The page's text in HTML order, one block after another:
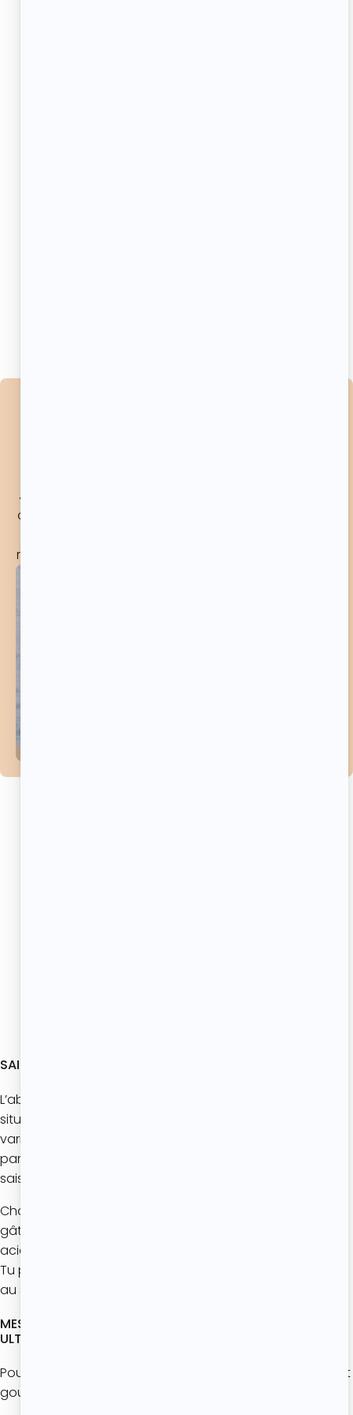
J’ai préparé une recette imprimée rien que pour toi,
avec tous mes trucs, astuces et secrets pour réussir
rater en cuisine et que tu pourras garder près de toi.
SAISON DE L’ABRICOT : QUAND PRÉPARER CE GÂTEAU ?
L’abricot est
situe généralement entre juin et août, même si certaines
variétés arrivent dès le mois de mai. C’est le moment
parfait pour réaliser des desserts maison aux fruits de
saison comme ce gâteau moelleux à l’abricot.
Choisir des abricots bien mûrs permet d’obtenir un
gâteau encore plus parfumé, avec une légère touche
acidulée qui équilibre parfaitement le sucre de la pâte.
Tu peux utiliser des abricots frais, mais aussi des abricots
au sirop bien égouttés hors saison.
MES ASTUCES POUR RÉUSSIR UN GÂTEAU À L’ABRICOT
ULTRA MOELLEUX
Pour obtenir un gâteau aux abricots vraiment fondant et
gourmand, voici quelques astuces simples :